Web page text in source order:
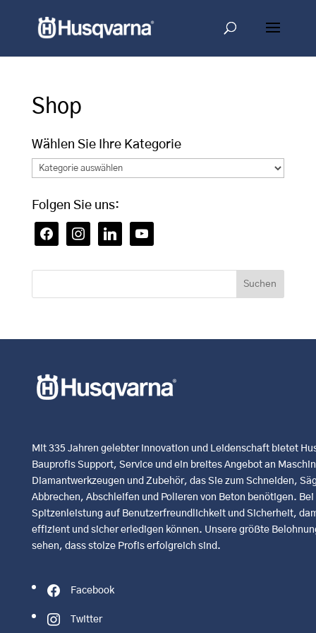
Shop
Wählen Sie Ihre Kategorie
Wählen
Ihre
Kategorie
Folgen Sie uns:
facebookinstagramlinkedin youtube
Mit 335 Jahren gelebter Innovation und Leidenschaft bietet
Bauprofis Support, Service und ein breites Angebot an
Diamantwerkzeugen und Zubehör, das Sie zum Schneiden,
Abbrechen, Abschleifen und Polieren von Beton benötigen.
Spitzenleistung auf Benutzerfreundlichkeit und Sicherheit,
effizient und sicher erledigen können. Unsere größte
sehen, dass stolze Profis erfolgreich sind.
Facebook
Twitter